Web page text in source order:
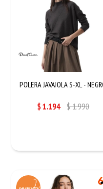
POLERA JAVAIOLA S-XL -
$1.194 $1.990